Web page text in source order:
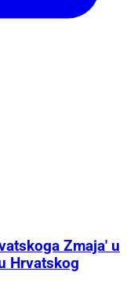
Zmaja' u
Hrvatskog